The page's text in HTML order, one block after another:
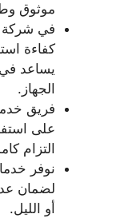
موثوق
في شركة
كفاءة
يساعد في
الجهاز.
فريق
على
التزام
نوفر
لضمان
أو الليل.